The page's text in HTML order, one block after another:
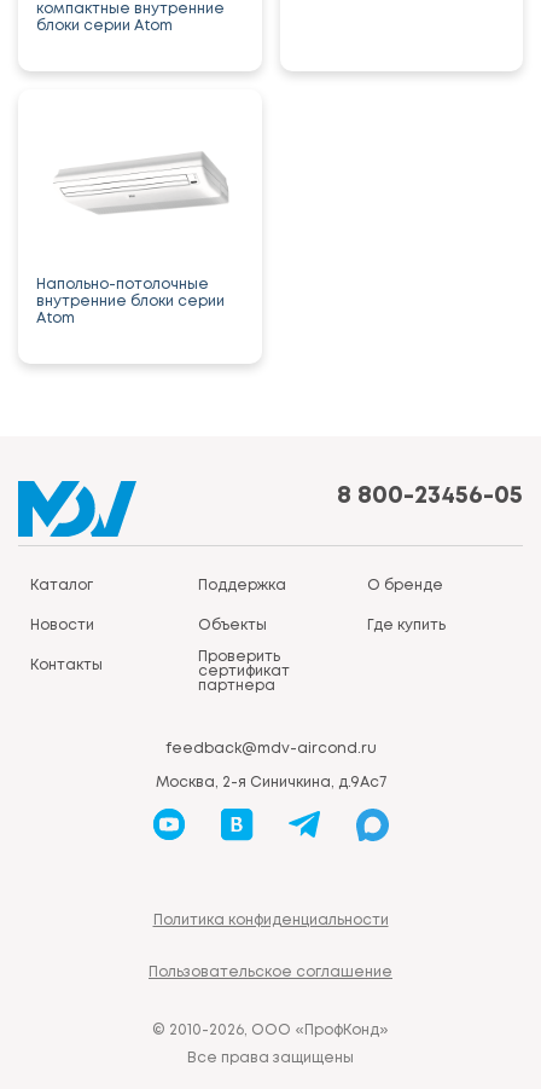
компактные внутренние
блоки серии Atom
Напольно-потолочные
внутренние блоки серии
Atom
8 800-23456-05
Каталог Поддержка О бренде
Новости Объекты Где купить
Контакты
Проверить
сертификат
партнера
feedback@mdv-aircond.ru
Москва, 2-я Синичкина, д.9Ас7
Политика конфиденциальности
Пользовательское соглашение
© 2010-2026, ООО «ПрофКонд»
Все права защищены